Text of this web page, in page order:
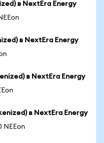
в NextEra Energy
в NextEra Energy
в NextEra Energy
в NextEra Energy
NEEon